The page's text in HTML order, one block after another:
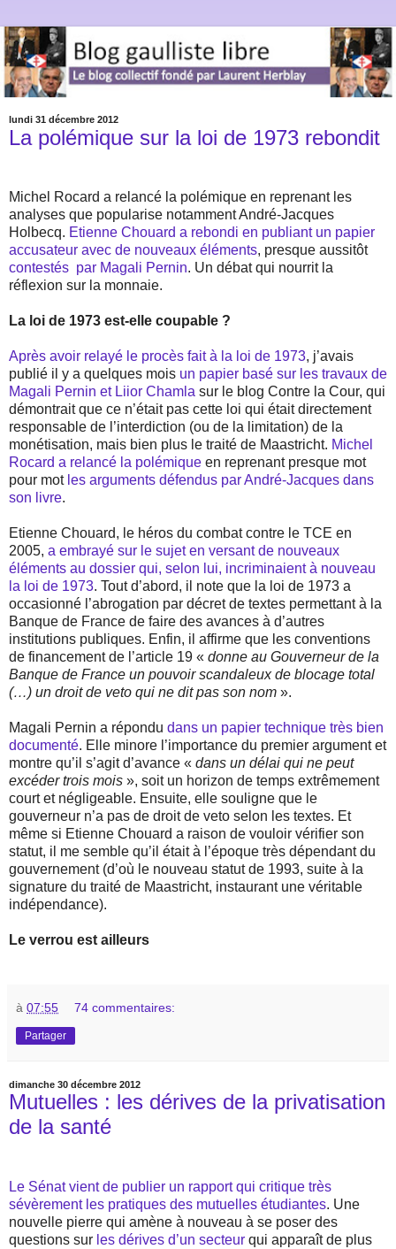
lundi 31 décembre 2012
La polémique sur la loi de 1973 rebondit
Michel Rocard a relancé la polémique en reprenant les
analyses que popularise notamment André-Jacques
Holbecq. Etienne Chouard a rebondi en publiant un papier
accusateur avec de nouveaux éléments, presque aussitôt
contestés par Magali Pernin. Un débat qui nourrit la
réflexion sur la monnaie.
La loi de 1973 est-elle coupable ?
Après avoir relayé le procès fait à la loi de 1973, j’avais
publié il y a quelques mois un papier basé sur les travaux de
Magali Pernin et Liior Chamla sur le blog Contre la Cour, qui
démontrait que ce n’était pas cette loi qui était directement
responsable de l’interdiction (ou de la limitation) de la
monétisation, mais bien plus le traité de Maastricht. Michel
Rocard a relancé la polémique en reprenant presque mot
pour mot les arguments défendus par André-Jacques dans
son livre.
Etienne Chouard, le héros du combat contre le TCE en
2005, a embrayé sur le sujet en versant de nouveaux
éléments au dossier qui, selon lui, incriminaient à nouveau
la loi de 1973. Tout d’abord, il note que la loi de 1973 a
occasionné l’abrogation par décret de textes permettant à la
Banque de France de faire des avances à d’autres
institutions publiques. Enfin, il affirme que les conventions
de financement de l’article 19 « donne au Gouverneur de la
Banque de France un pouvoir scandaleux de blocage total
(…) un droit de veto qui ne dit pas son nom ».
Magali Pernin a répondu dans un papier technique très bien
documenté. Elle minore l’importance du premier argument et
montre qu’il s’agit d’avance « dans un délai qui ne peut
excéder trois mois », soit un horizon de temps extrêmement
court et négligeable. Ensuite, elle souligne que le
gouverneur n’a pas de droit de veto selon les textes. Et
même si Etienne Chouard a raison de vouloir vérifier son
statut, il me semble qu’il était à l’époque très dépendant du
gouvernement (d’où le nouveau statut de 1993, suite à la
signature du traité de Maastricht, instaurant une véritable
indépendance).
Le verrou est ailleurs
à 07:55 74 commentaires:
Partager
dimanche 30 décembre 2012
Mutuelles : les dérives de la privatisation
de la santé
Le Sénat vient de publier un rapport qui critique très
sévèrement les pratiques des mutuelles étudiantes. Une
nouvelle pierre qui amène à nouveau à se poser des
questions sur les dérives d’un secteur qui apparaît de plus